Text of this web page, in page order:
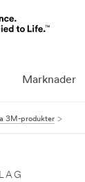
Marknader
3M-produkter